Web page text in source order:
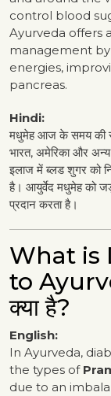
control blood
Ayurveda offers
management by
energies,
pancreas.
Hindi:
मधुमेह आज के समय की
भारत, अमेरिका और अन्य
इलाज में ब्लड शुगर को
है। आयुर्वेद मधुमेह को
प्रदान करता है।
What is
to
क्या है?
English:
In Ayurveda,
the types of
due to an